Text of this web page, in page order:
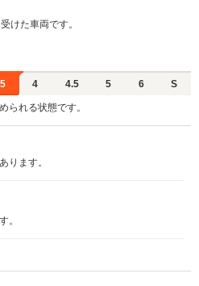
けた車両です。
4 4.5 5 6 S
られる状態です。
ります。
。